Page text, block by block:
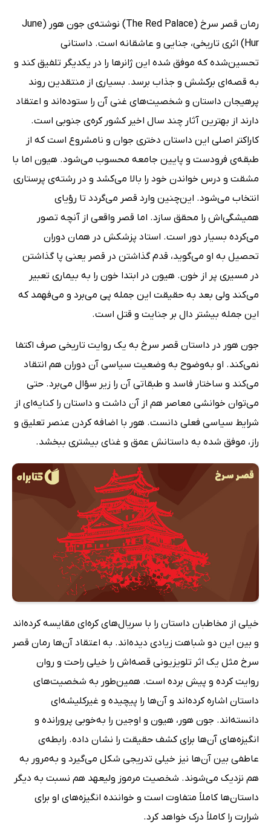
رمان قصر سرخ (The Red Palace) نوشته‌ی جون هور (June
Hur) اثری تاریخی، جنایی و عاشقانه است. داستانی
تحسین‌شده که موفق شده این ژانرها را در یکدیگر تلفیق کند و
به قصه‌ای برکشش و جذاب برسد. بسیاری از منتقدین روند
پرهیجان داستان و شخصیت‌های غنی آن را ستوده‌اند و اعتقاد
دارند از بهترین آثار چند سال اخیر کشور کره‌ی جنوبی است.
کاراکتر اصلی این داستان دختری جوان و نامشروع است که از
طبقه‌ی فرودست و پایین جامعه محسوب می‌شود. هیون اما با
مشقت و درس خواندن خود را بالا می‌کشد و در رشته‌ی پرستاری
انتخاب می‌شود. این‌چنین وارد قصر می‌گردد تا رؤیای
همیشگی‌اش را محقق سازد. اما قصر واقعی از آنچه تصور
می‌کرده بسیار دور است. استاد پزشکش در همان دوران
تحصیل به او می‌گوید، قدم گذاشتن در قصر یعنی پا گذاشتن
در مسیری پر از خون. هیون در ابتدا خون را به بیماری تعبیر
می‌کند ولی بعد به حقیقت این جمله پی می‌برد و می‌فهمد که
این جمله بیشتر دال بر جنایت و قتل است.
جون هور در داستان قصر سرخ به یک روایت تاریخی صرف اکتفا
نمی‌کند. او به‌وضوح به وضعیت سیاسی آن دوران هم انتقاد
می‌کند و ساختار فاسد و طبقاتی آن را زیر سؤال می‌برد. حتی
می‌توان خوانشی معاصر هم از آن داشت و داستان را کنایه‌ای از
شرایط سیاسی فعلی دانست. هور با اضافه کردن عنصر تعلیق و
راز، موفق شده به داستانش عمق و غنای بیشتری ببخشد.
خیلی از مخاطبان داستان را با سریال‌های کره‌ای مقایسه کرده‌اند
و بین این دو شباهت زیادی دیده‌اند. به اعتقاد آن‌ها رمان قصر
سرخ مثل یک اثر تلویزیونی قصه‌اش را خیلی راحت و روان
روایت کرده و پیش برده است. همین‌طور به شخصیت‌های
داستان اشاره‌ کرده‌اند و آن‌ها را پیچیده و غیرکلیشه‌ای
دانسته‌اند. جون هور، هیون و اوجین را به‌خوبی پرورانده و
انگیزه‌های آن‌ها برای کشف حقیقت را نشان داده. رابطه‌ی
عاطفی بین آن‌ها نیز خیلی تدریجی شکل می‌گیرد و به‌مرور به
هم نزدیک می‌شوند. شخصیت مرموز ولیعهد هم نسبت به دیگر
داستان‌ها کاملاً متفاوت است و خواننده انگیزه‌های او برای
شرارت را کاملاً درک خواهد کرد.